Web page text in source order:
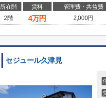
所在階 賃料 管理費・共益費
2階
4万円 2,000円
セジュール久津見